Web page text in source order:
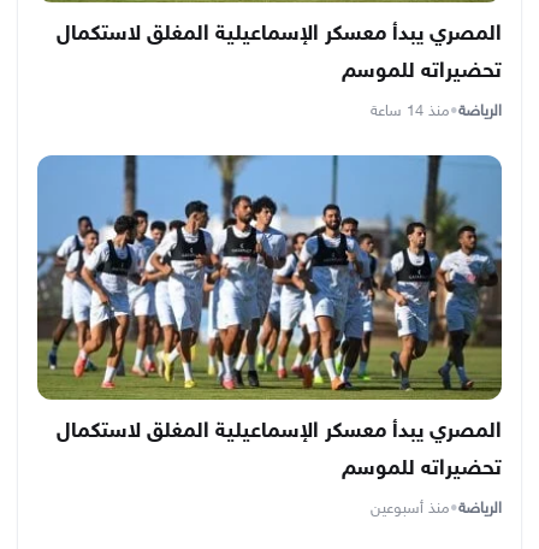
المصري يبدأ معسكر الإسماعيلية المغلق لاستكمال
تحضيراته للموسم
الرياضة•منذ 14 ساعة
المصري يبدأ معسكر الإسماعيلية المغلق لاستكمال
تحضيراته للموسم
الرياضة•منذ أسبوعين